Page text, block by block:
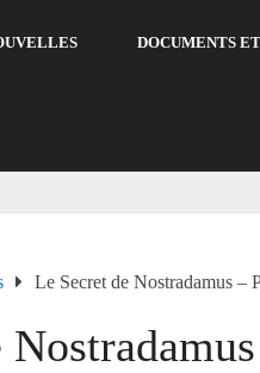
DOCUMENTS
Le Secret de Nostradamus –